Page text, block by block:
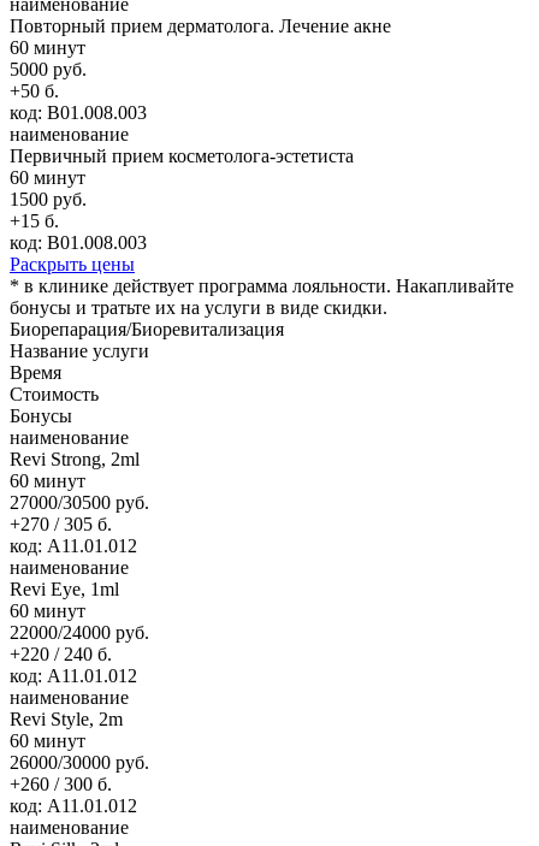
наименование
Повторный прием дерматолога. Лечение акне
60 минут
5000 руб.
+50 б.
код: В01.008.003
наименование
Первичный прием косметолога-эстетиста
60 минут
1500 руб.
+15 б.
код: В01.008.003
Раскрыть цены
* в клинике действует программа лояльности. Накапливайте
бонусы и тратьте их на услуги в виде скидки.
Биорепарация/Биоревитализация
Название услуги
Время
Стоимость
Бонусы
наименование
Revi Strong, 2ml
60 минут
27000/30500 руб.
+270 / 305 б.
код: А11.01.012
наименование
Revi Eye, 1ml
60 минут
22000/24000 руб.
+220 / 240 б.
код: А11.01.012
наименование
Revi Style, 2m
60 минут
26000/30000 руб.
+260 / 300 б.
код: А11.01.012
наименование